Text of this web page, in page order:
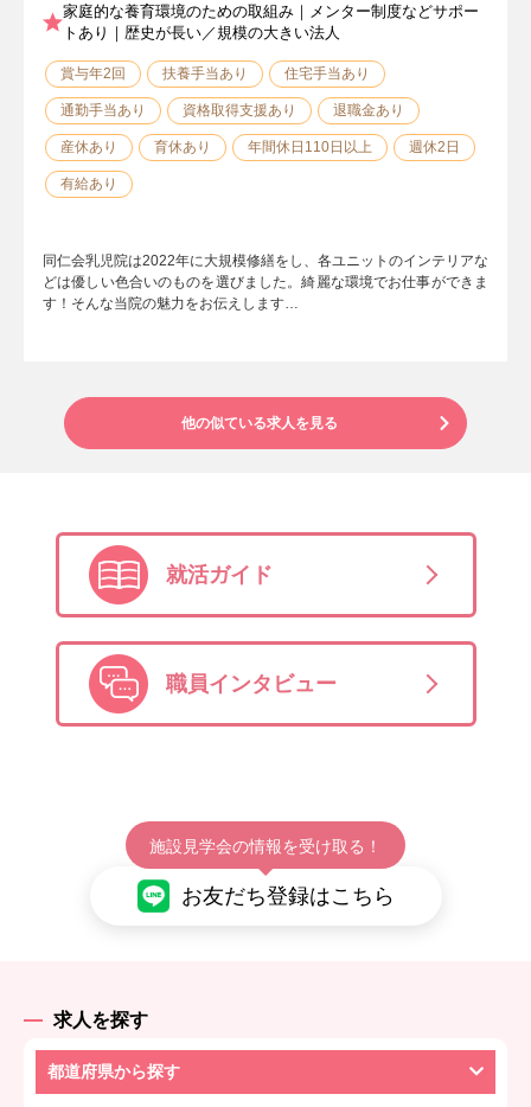
家庭的な養育環境のための取組み｜メンター制度などサポー
トあり｜歴史が長い／規模の大きい法人
賞与年2回 扶養手当あり 住宅手当あり
通勤手当あり 資格取得支援あり 退職金あり
産休あり 育休あり 年間休日110日以上 週休2日
有給あり
同仁会乳児院は2022年に大規模修繕をし、各ユニットのインテリアな
どは優しい色合いのものを選びました。綺麗な環境でお仕事ができま
す！そんな当院の魅力をお伝えします…
他の似ている求人を見る
就活ガイド
職員インタビュー
施設見学会の情報を受け取る！
お友だち登録はこちら
求人を探す
都道府県から探す